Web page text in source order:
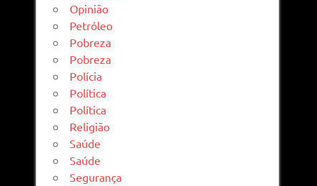
Opinião
Petróleo
Pobreza
Pobreza
Polícia
Política
Política
Religião
Saúde
Saúde
Segurança